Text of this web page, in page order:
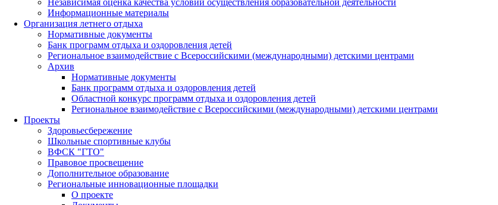
Информационные материалы
Организация летнего отдыха
Нормативные документы
Банк программ отдыха и оздоровления детей
Региональное взаимодействие с Всероссийскими (международными) детскими центрами
Архив
Нормативные документы
Банк программ отдыха и оздоровления детей
Областной конкурс программ отдыха и оздоровления детей
Региональное взаимодействие с Всероссийскими (международными) детскими центрами
Проекты
Здоровьесбережение
Школьные спортивные клубы
ВФСК "ГТО"
Правовое просвещение
Дополнительное образование
Региональные инновационные площадки
О проекте